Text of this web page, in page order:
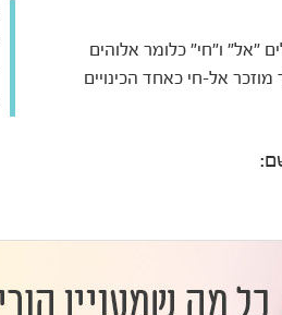
"אל" ו"חי" כלומר אלוהים
אל-חי כאחד הכינויים